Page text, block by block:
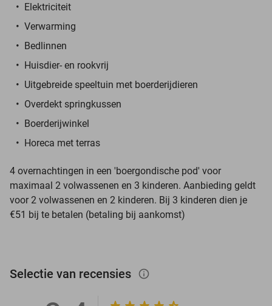
Elektriciteit
Verwarming
Bedlinnen
Huisdier- en rookvrij
Uitgebreide speeltuin met boerderijdieren
Overdekt springkussen
Boerderijwinkel
Horeca met terras
4 overnachtingen in een 'boergondische pod' voor
maximaal 2 volwassenen en 3 kinderen. Aanbieding geldt
voor 2 volwassenen en 2 kinderen. Bij 3 kinderen dien je
€51 bij te betalen (betaling bij aankomst)
Selectie van recensies info_outlined